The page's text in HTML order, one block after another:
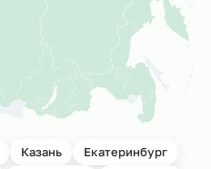
Казань
Екатеринбург